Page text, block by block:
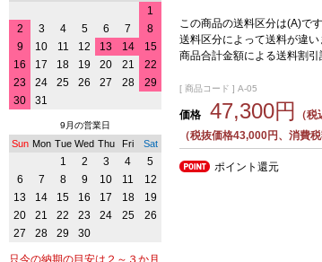
この商品の送料区分は(A)です
送料区分によって送料が違
商品合計金額による送料割引
[ 商品コード ] A-05
価格 47,300円
（税
（税抜価格43,000円、消費税
ポイント還元
1
2
3 4 5 6 7
8
9
10 11 12 13 14
15
16
17 18 19 20 21
22
23
24 25 26 27 28
29
30
31
9月の営業日
Sun Mon Tue Wed Thu Fri Sat
1 2 3 4
5
6
7 8 9 10 11
12
13
14 15 16 17 18
19
20
21 22 23 24 25
26
27
28 29 30